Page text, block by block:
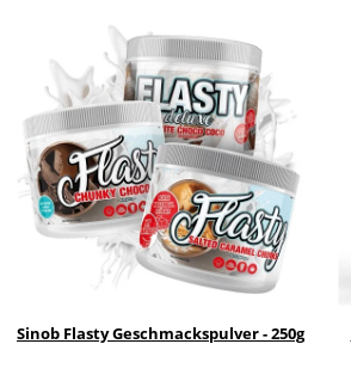
Sinob Flasty Geschmackspulver - 250g